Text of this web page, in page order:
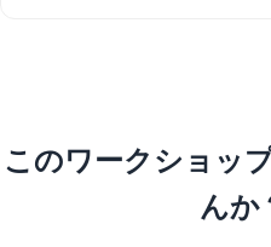
このワークショッ
んか